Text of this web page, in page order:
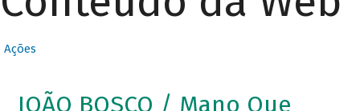
Ações
JOÃO BOSCO / Mano Que